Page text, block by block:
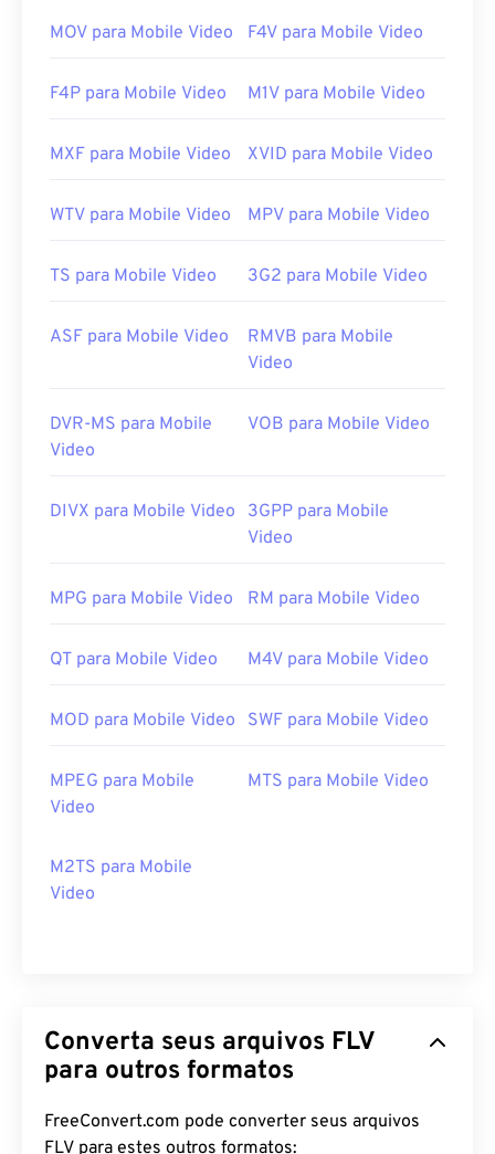
00 00
00 00
sejam da Adobe. Outros programas que permitem
Zoom Player,o RealNetworks RealPlayer Cloud,
Desenvolvido por: Adobe
https://en.wikipedia.org/wiki/Flash_Video
MOV para Mobile Video F4V para Mobile Video
F4P para Mobile Video M1V para Mobile Video
MXF para Mobile Video XVID para Mobile Video
WTV para Mobile Video MPV para Mobile Video
TS para Mobile Video 3G2 para Mobile Video
ASF para Mobile Video
RMVB para Mobile
Video
DVR-MS para Mobile
Video
VOB para Mobile Video
DIVX para Mobile Video
3GPP para Mobile
Video
MPG para Mobile Video RM para Mobile Video
QT para Mobile Video M4V para Mobile Video
MOD para Mobile Video SWF para Mobile Video
MPEG para Mobile
Video
MTS para Mobile Video
M2TS para Mobile
Video
Converta seus arquivos FLV
para outros formatos
FreeConvert.com pode converter seus arquivos
FLV para estes outros formatos: